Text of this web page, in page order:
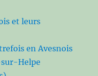
et leurs
en Avesnois
sur-Helpe